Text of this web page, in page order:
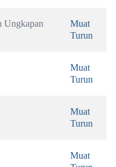
Ungkapan
Muat
Turun
Muat
Turun
Muat
Turun
Muat